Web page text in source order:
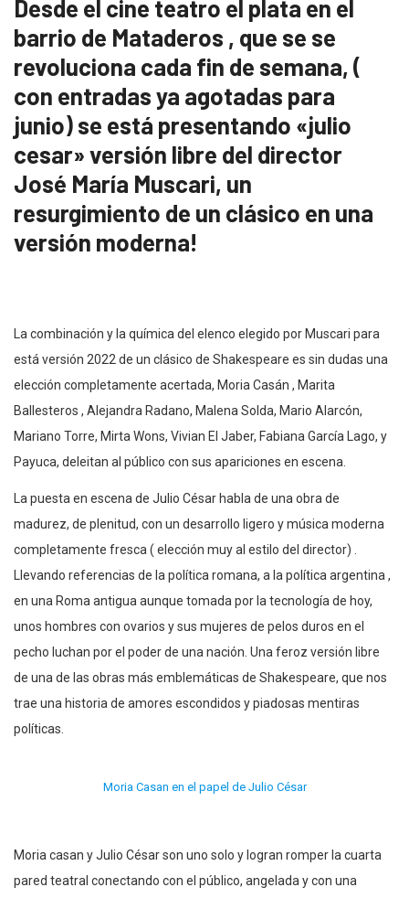
Desde el cine teatro el plata en el
barrio de Mataderos , que se se
revoluciona cada fin de semana, (
con entradas ya agotadas para
junio) se está presentando «julio
cesar» versión libre del director
José María Muscari, un
resurgimiento de un clásico en una
versión moderna!
La combinación y la química del elenco elegido por Muscari para
está versión 2022 de un clásico de Shakespeare es sin dudas una
elección completamente acertada, Moria Casán , Marita
Ballesteros , Alejandra Radano, Malena Solda, Mario Alarcón,
Mariano Torre, Mirta Wons, Vivian El Jaber, Fabiana García Lago, y
Payuca, deleitan al público con sus apariciones en escena.
La puesta en escena de Julio César habla de una obra de
madurez, de plenitud, con un desarrollo ligero y música moderna
completamente fresca ( elección muy al estilo del director) .
Llevando referencias de la política romana, a la política argentina ,
en una Roma antigua aunque tomada por la tecnología de hoy,
unos hombres con ovarios y sus mujeres de pelos duros en el
pecho luchan por el poder de una nación. Una feroz versión libre
de una de las obras más emblemáticas de Shakespeare, que nos
trae una historia de amores escondidos y piadosas mentiras
políticas.
Moria Casan en el papel de Julio César
Moria casan y Julio César son uno solo y logran romper la cuarta
pared teatral conectando con el público, angelada y con una